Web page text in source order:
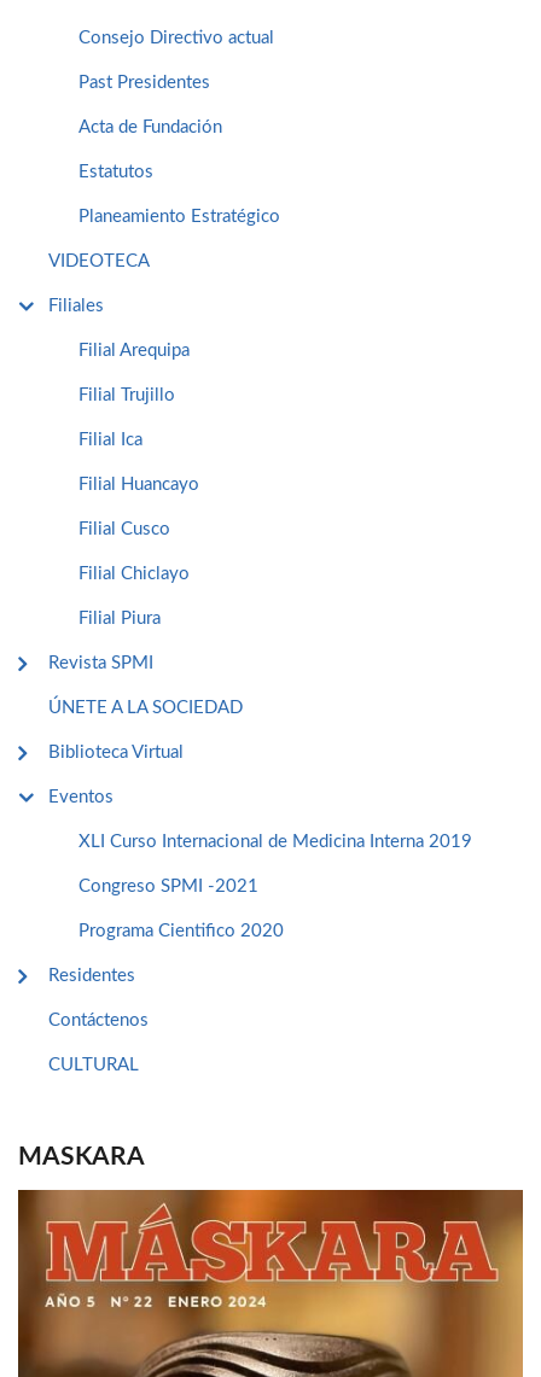
Consejo Directivo actual
Past Presidentes
Acta de Fundación
Estatutos
Planeamiento Estratégico
VIDEOTECA
Filiales
Filial Arequipa
Filial Trujillo
Filial Ica
Filial Huancayo
Filial Cusco
Filial Chiclayo
Filial Piura
Revista SPMI
ÚNETE A LA SOCIEDAD
Biblioteca Virtual
Eventos
XLI Curso Internacional de Medicina Interna 2019
Congreso SPMI -2021
Programa Cientifico 2020
Residentes
Contáctenos
CULTURAL
MASKARA